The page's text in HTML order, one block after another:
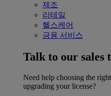
제조
리테일
헬스케어
금융 서비스
Talk to our sales
Need help choosing the
upgrading your license?